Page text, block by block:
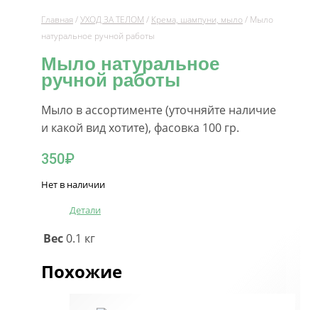
Главная /УХОД ЗА ТЕЛОМ / Крема, шампуни, мыло / Мыло
натуральное ручной работы
Мыло натуральное
ручной работы
Мыло в ассортименте (уточняйте наличие
и какой вид хотите), фасовка 100 гр.
350₽
Нет в наличии
Детали
Вес0.1 кг
Похожие